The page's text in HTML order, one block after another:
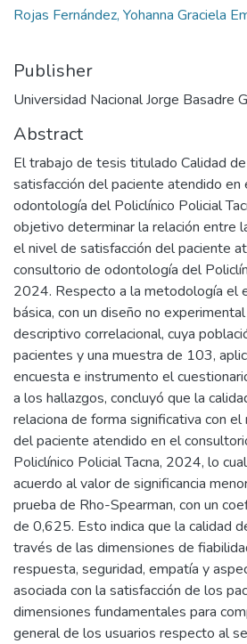
Rojas Fernández, Yohanna Graciela
Publisher
Universidad Nacional Jorge Basadre
Abstract
El trabajo de tesis titulado Calidad
satisfacción del paciente atendido en
odontología del Policlínico Policial
objetivo determinar la relación entre
el nivel de satisfacción del paciente
consultorio de odontología del
2024. Respecto a la metodología el
básica, con un diseño no
descriptivo correlacional, cuya
pacientes y una muestra de 103,
encuesta e instrumento el
a los hallazgos, concluyó que la
relaciona de forma significativa con
del paciente atendido en el
Policlínico Policial Tacna, 2024, lo
acuerdo al valor de significancia
prueba de Rho-Spearman, con un
de 0,625. Esto indica que la calidad
través de las dimensiones de
respuesta, seguridad, empatía y
asociada con la satisfacción de los
dimensiones fundamentales para
general de los usuarios respecto al